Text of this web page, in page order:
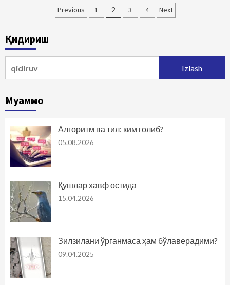
Maqolalar
Previous 1 2 3 4 Next
Қидириш
Муаммо
Алгоритм ва тил: ким ғолиб?
05.08.2026
Қушлар хавф остида
15.04.2026
Зилзилани ўрганмаса ҳам бўлаверадими?
09.04.2025